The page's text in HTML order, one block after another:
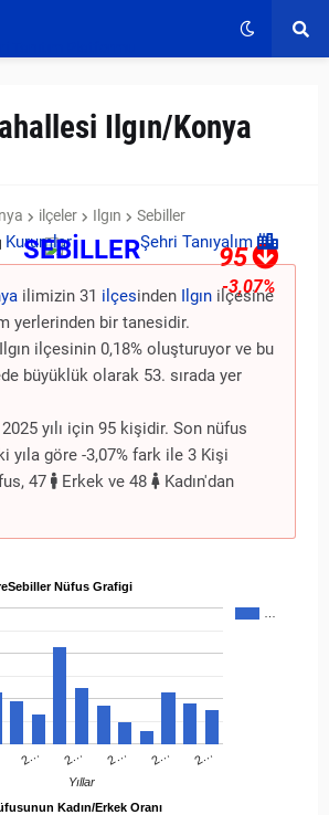
Ilgın/Konya
ilçeler Ilgın Sebiller
Kurumlar 95
-3,07%
Şehri Tanıyalım
SEBİLLER
ilimizin 31 ilçesinden Ilgın ilçesine
yerlerinden bir tanesidir.
ilçesinin 0,18% oluşturuyor ve bu
büyüklük olarak 53. sırada yer
yılı için 95 kişidir. Son nüfus
yıla göre -3,07% fark ile 3 Kişi
47 Erkek ve 48
Kadın'dan
Nüfus Grafigi
2… 2… 2… 2… 2…
Yıllar
Kadın/Erkek Oranı